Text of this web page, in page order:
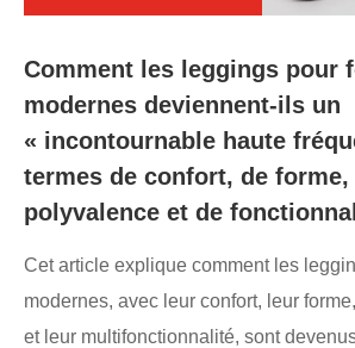
Comment les leggings pour
modernes deviennent-ils un
« incontournable haute
termes de confort, de forme,
polyvalence et de
Cet article explique comment les
modernes, avec leur confort, leur
et leur multifonctionnalité, sont